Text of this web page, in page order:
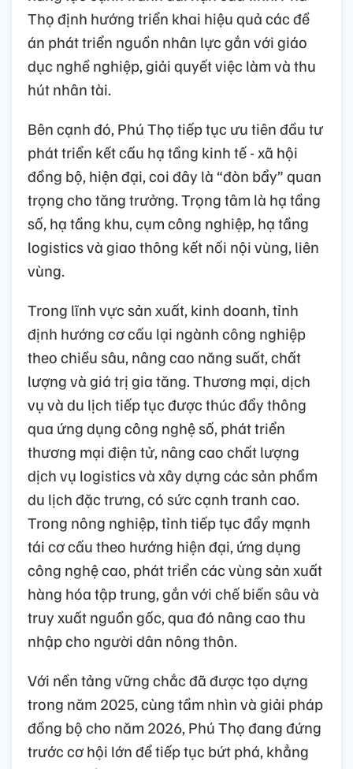
Thọ định hướng triển khai hiệu quả các đề
án phát triển nguồn nhân lực gắn với giáo
dục nghề nghiệp, giải quyết việc làm và thu
hút nhân tài.
Bên cạnh đó, Phú Thọ tiếp tục ưu tiên đầu tư
phát triển kết cấu hạ tầng kinh tế - xã hội
đồng bộ, hiện đại, coi đây là “đòn bẩy” quan
trọng cho tăng trưởng. Trọng tâm là hạ tầng
số, hạ tầng khu, cụm công nghiệp, hạ tầng
logistics và giao thông kết nối nội vùng, liên
vùng.
Trong lĩnh vực sản xuất, kinh doanh, tỉnh
định hướng cơ cấu lại ngành công nghiệp
theo chiều sâu, nâng cao năng suất, chất
lượng và giá trị gia tăng. Thương mại, dịch
vụ và du lịch tiếp tục được thúc đẩy thông
qua ứng dụng công nghệ số, phát triển
thương mại điện tử, nâng cao chất lượng
dịch vụ logistics và xây dựng các sản phẩm
du lịch đặc trưng, có sức cạnh tranh cao.
Trong nông nghiệp, tỉnh tiếp tục đẩy mạnh
tái cơ cấu theo hướng hiện đại, ứng dụng
công nghệ cao, phát triển các vùng sản xuất
hàng hóa tập trung, gắn với chế biến sâu và
truy xuất nguồn gốc, qua đó nâng cao thu
nhập cho người dân nông thôn.
Với nền tảng vững chắc đã được tạo dựng
trong năm 2025, cùng tầm nhìn và giải pháp
đồng bộ cho năm 2026, Phú Thọ đang đứng
trước cơ hội lớn để tiếp tục bứt phá, khẳng